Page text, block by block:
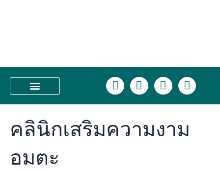
L
i
n
F
a
c
b
o
I
n
s
a
g
T
i
k
o
k
คลินิกเสริมความงาม
อมตะ
ทุก
ความ
ต้องการ
ต้อง
ให้
Class